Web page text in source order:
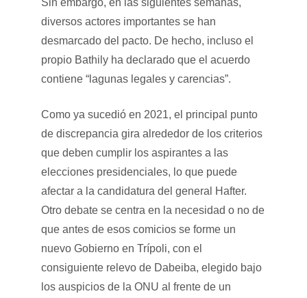
Sin embargo, en las siguientes semanas,
diversos actores importantes se han
desmarcado del pacto. De hecho, incluso el
propio Bathily ha declarado que el acuerdo
contiene “lagunas legales y carencias”.
Como ya sucedió en 2021, el principal punto
de discrepancia gira alrededor de los criterios
que deben cumplir los aspirantes a las
elecciones presidenciales, lo que puede
afectar a la candidatura del general Hafter.
Otro debate se centra en la necesidad o no de
que antes de esos comicios se forme un
nuevo Gobierno en Trípoli, con el
consiguiente relevo de Dabeiba, elegido bajo
los auspicios de la ONU al frente de un